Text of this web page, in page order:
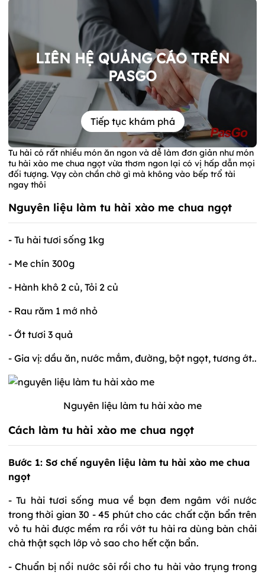
LIÊN HỆ QUẢNG CÁO TRÊN
PASGO
Tiếp tục khám phá
Tu hài có rất nhiều món ăn ngon và dễ làm đơn giản như món
tu hài xào me chua ngọt vừa thơm ngon lại có vị hấp dẫn mọi
đối tượng. Vạy còn chần chờ gì mà không vào bếp trổ tài
ngay thôi
Nguyên liệu làm tu hài xào me chua ngọt
- Tu hài tươi sống 1kg
- Me chín 300g
- Hành khô 2 củ, Tỏi 2 củ
- Rau răm 1 mớ nhỏ
- Ớt tươi 3 quả
- Gia vị: dầu ăn, nước mắm, đường, bột ngọt, tương ớt..
Nguyên liệu làm tu hài xào me
Cách làm tu hài xào me chua ngọt
Bước 1: Sơ chế nguyên liệu làm tu hài xào me chua
ngọt
- Tu hài tươi sống mua về bạn đem ngâm với nước
trong thời gian 30 - 45 phút cho các chất cặn bẩn trên
vỏ tu hài được mềm ra rồi vớt tu hài ra dùng bàn chải
chà thật sạch lớp vỏ sao cho hết cặn bẩn.
- Chuẩn bị nồi nước sôi rồi cho tu hài vào trụng trong